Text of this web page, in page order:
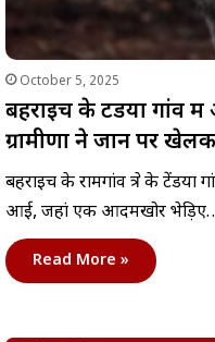
October 5, 2025
बहराइच के टेंडया गांव
ग्रामीणों ने जान पर
बहराइच के रामगांव क्षेत्र के
आई, जहां एक आदमखोर
Read More »